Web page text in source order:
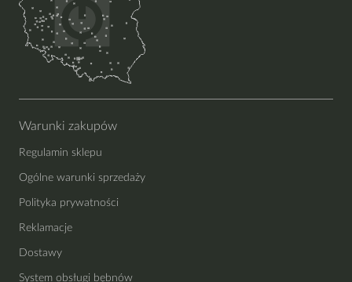
Warunki zakupów
Regulamin sklepu
Ogólne warunki sprzedaży
Polityka prywatności
Reklamacje
Dostawy
System obsługi bębnów